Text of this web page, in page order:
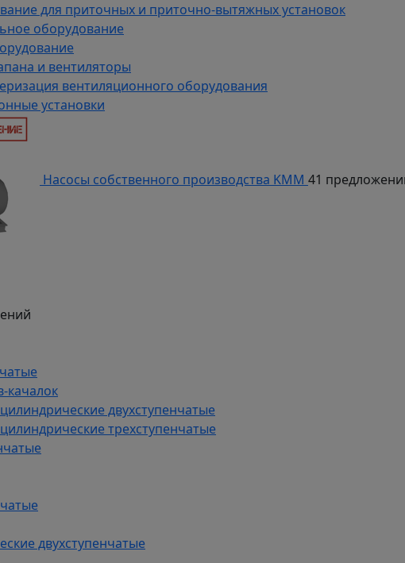
для приточных и приточно-вытяжных установок
оборудование
и вентиляторы
вентиляционного оборудования
установки
Насосы собственного производства KMM 41
качалок
двухступенчатые
трехступенчатые
двухступенчатые